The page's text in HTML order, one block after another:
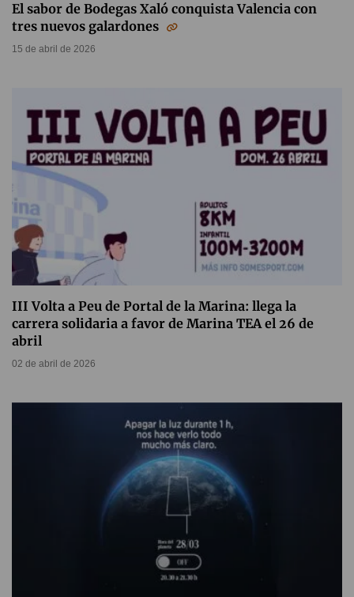
El sabor de Bodegas Xaló conquista Valencia con
tres nuevos galardones
15 de abril de 2026
III Volta a Peu de Portal de la Marina: llega la
carrera solidaria a favor de Marina TEA el 26 de
abril
02 de abril de 2026